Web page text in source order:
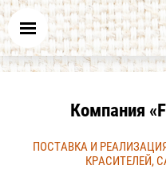
Компания
ПОСТАВКА И
КРАСИТЕЛЕЙ,